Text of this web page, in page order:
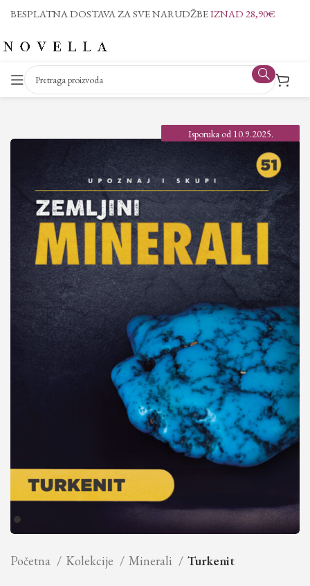
BESPLATNA DOSTAVA ZA SVE NARUDŽBEIZNAD 28,90€
Isporuka od 10.9.2025.
Početna Kolekcije Minerali Turkenit